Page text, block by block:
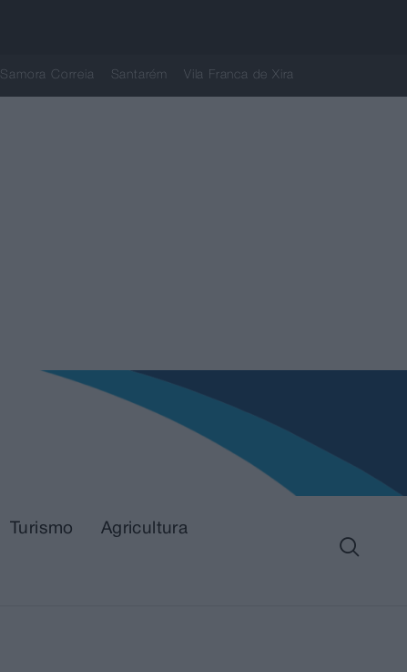
Samora Correia Santarém Vila Franca de Xira
Turismo Agricultura